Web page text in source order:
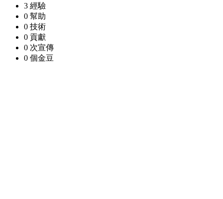
3 經驗
0 幫助
0 技術
0 貢獻
0 次宣傳
0 個金豆